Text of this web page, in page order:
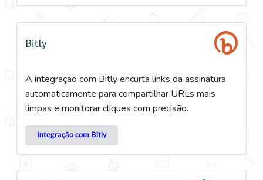
Bitly
A integração com Bitly encurta links da assinatura
automaticamente para compartilhar URLs mais
limpas e monitorar cliques com precisão.
Integração com Bitly